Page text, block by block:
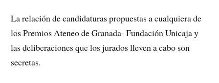
La relación de candidaturas propuestas a cualquiera de
los Premios Ateneo de Granada- Fundación Unicaja y
las deliberaciones que los jurados lleven a cabo son
secretas.